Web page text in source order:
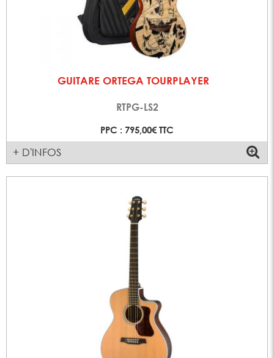
GUITARE ORTEGA TOURPLAYER
RTPG-LS2
PPC : 795,00€ TTC
+ D'INFOS